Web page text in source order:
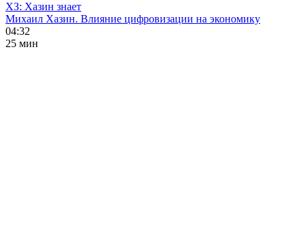
ХЗ: Хазин знает
Михаил Хазин. Влияние цифровизации на экономику
04:32
25 мин